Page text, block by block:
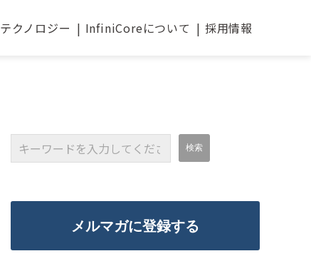
テクノロジー InfiniCoreについて 採用情報
メルマガに登録する